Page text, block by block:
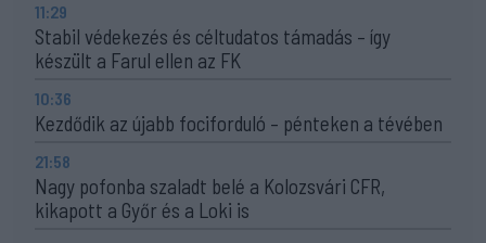
11:29
Stabil védekezés és céltudatos támadás – így
készült a Farul ellen az FK
10:36
Kezdődik az újabb fociforduló – pénteken a tévében
21:58
Nagy pofonba szaladt belé a Kolozsvári CFR,
kikapott a Győr és a Loki is